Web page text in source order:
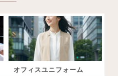
オフィスユニフォーム